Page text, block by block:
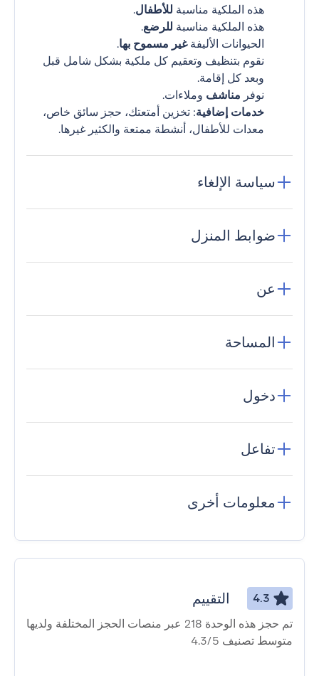
هذه الملكية مناسبة للأطفال.
هذه الملكية مناسبة للرضع.
الحيوانات الأليفةغير مسموح بها.
نقوم بتنظيف وتعقيم كل ملكية بشكل شامل قبل
وبعد كل إقامة.
نوفر مناشف وملاءات.
خدمات إضافية: تخزين أمتعتك، حجز سائق خاص،
معدات للأطفال، أنشطة ممتعة والكثير غيرها.
سياسة الإلغاء
ضوابط المنزل
عن
المساحة
دخول
تفاعل
معلومات أخرى
4.3 التقييم
تم حجز هذه الوحدة 218 عبر منصات الحجز المختلفة ولديها
متوسط ​​تصنيف 4.3/5